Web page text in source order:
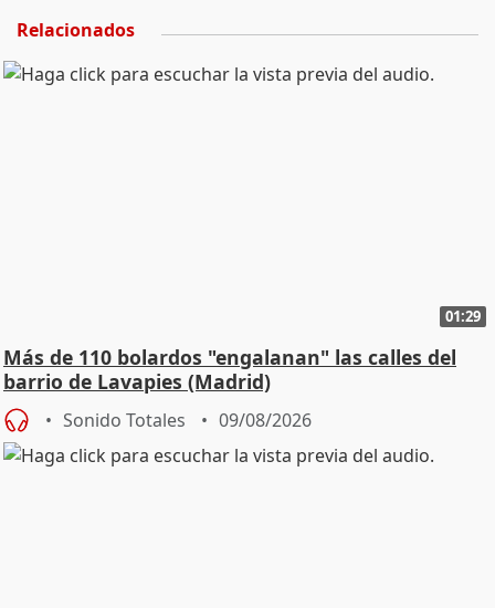
Relacionados
01:29
Más de 110 bolardos "engalanan" las calles del
barrio de Lavapies (Madrid)
Sonido Totales 09/08/2026